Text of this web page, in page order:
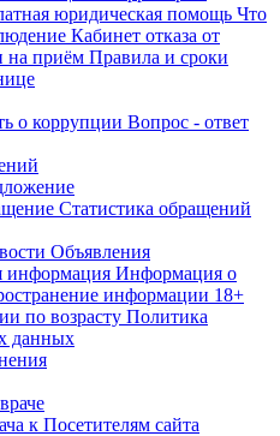
юридическая помощь Что
Кабинет отказа от
на приём Правила и сроки
о коррупции Вопрос - ответ
Статистика обращений
Объявления
информация Информация о
информации 18+
по возрасту Политика
данных
к Посетителям сайта